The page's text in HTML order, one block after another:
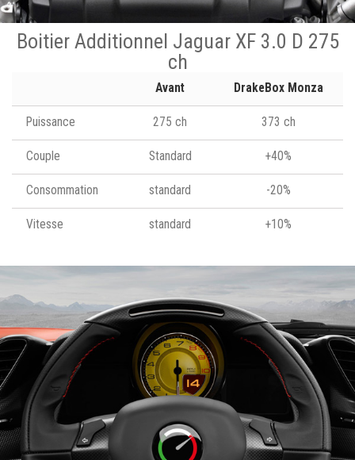
Boitier Additionnel Jaguar XF 3.0 D 275
ch
Avant DrakeBox Monza
Puissance 275 ch 373 ch
Couple Standard +40%
Consommation standard -20%
Vitesse standard +10%